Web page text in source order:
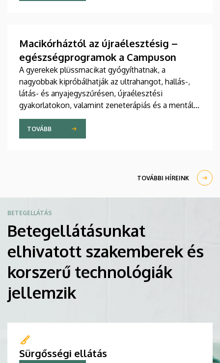
jelent meg tanulmány a világ egyik legrangosabb
szerzője a Debreceni Egyetem egyetemi tanára.
Macikórháztól az újraélesztésig –
egészségprogramok a Campuson
A gyerekek plüssmacikat gyógyíthatnak, a
nagyobbak kipróbálhatják az ultrahangot, hallás-,
látás- és anyajegyszűrésen, újraélesztési
gyakorlatokon, valamint zeneterápiás és a mentális
egészséget támogató prevenciós foglalkozásokon
is részt vehetnek a július 22-én kezdődő Campus
Fesztiválon. A Debreceni Egyetem Klinikai
Egyetem téren felállított faházaknál, illetve a
Központban.
TOVÁBB
TOVÁBBI HÍREINK
BETEGELLÁTÁS
Betegellátásunkat
elhivatott szakemberek és
korszerű technológiák
jellemzik
Sürgősségi ellátás